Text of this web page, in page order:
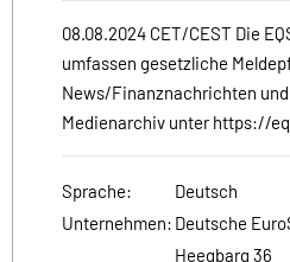
08.08.2024 CET/CEST Die
umfassen gesetzliche
News/Finanznachrichten
Medienarchiv unter https://
Sprache:
Deutsch
Unternehmen: Deutsche
Heegbarg 36